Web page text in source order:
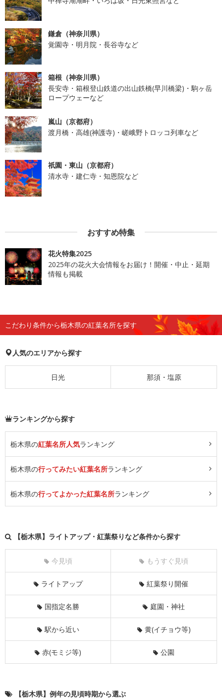
鎌倉（神奈川県）
覚園寺・明月院・長谷寺など
箱根（神奈川県）
長安寺・箱根登山鉄道の出山鉄橋(早川橋梁)・駒ヶ岳
ロープウェーなど
嵐山（京都府）
渡月橋・高雄(神護寺)・嵯峨野トロッコ列車など
祇園・東山（京都府）
清水寺・建仁寺・知恩院など
おすすめ特集
花火特集2025
2025年の花火大会情報をお届け！開催・中止・延期
情報も掲載
こだわり条件から栃木県の紅葉名所を探す
人気のエリアから探す
日光 那須・塩原
ランキングから探す
栃木県の紅葉名所人気ランキング
栃木県の行ってみたい紅葉名所ランキング
栃木県の行ってよかった紅葉名所ランキング
【栃木県】ライトアップ・紅葉祭りなど条件から探す
今見頃 もうすぐ見頃
ライトアップ 紅葉祭り開催
国指定名勝 庭園・神社
駅から近い 黄(イチョウ等)
赤(モミジ等) 公園
【栃木県】例年の見頃時期から選ぶ